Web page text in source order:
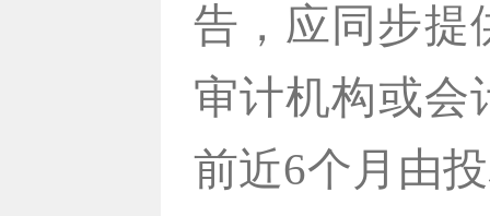
告，应同步提
审计机构或会
前近6个月由